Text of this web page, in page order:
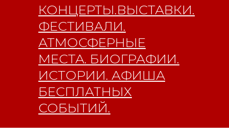
КОНЦЕРТЫ.ВЫСТАВКИ.
ФЕСТИВАЛИ.
АТМОСФЕРНЫЕ
МЕСТА. БИОГРАФИИ.
ИСТОРИИ. АФИША
БЕСПЛАТНЫХ
СОБЫТИЙ.